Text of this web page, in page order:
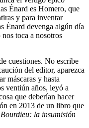
Énard es Homero, que
y para inventar
Énard devenga algún día
toca a nosotros
cuestiones. No escribe
del editor, aparezca
máscaras y hasta
ventiún años, leyó a
que deberían hacer
en 2013 de un libro que
la insumisión